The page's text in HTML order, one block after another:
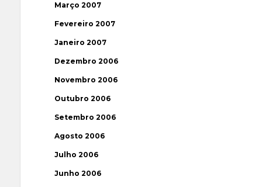
Março 2007
Fevereiro 2007
Janeiro 2007
Dezembro 2006
Novembro 2006
Outubro 2006
Setembro 2006
Agosto 2006
Julho 2006
Junho 2006